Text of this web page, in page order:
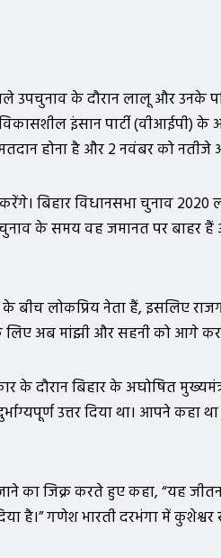
उपचुनाव के दौरान लालू और उनके
इंसान पार्टी (वीआईपी)
होना है और 2 नवंबर को नतीजे
बिहार विधानसभा चुनाव 2020
के समय वह जमानत पर बाहर हैं
बीच लोकप्रिय नेता हैं, इसलिए
लिए अब मांझी और सहनी को आगे कर
के दौरान बिहार के अघोषित
उत्तर दिया था। आपने कहा
का जिक्र करते हुए कहा, “यह
है।” गणेश भारती दरभंगा में कुशेश्वर